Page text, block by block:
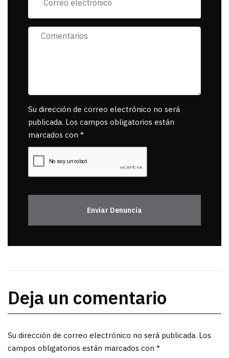
Su dirección de correo electrónico no será
publicada. Los campos obligatorios están
marcados con *
Enviar Denuncia
Deja un comentario
Su dirección de correo electrónico no será publicada. Los
campos obligatorios están marcados con *